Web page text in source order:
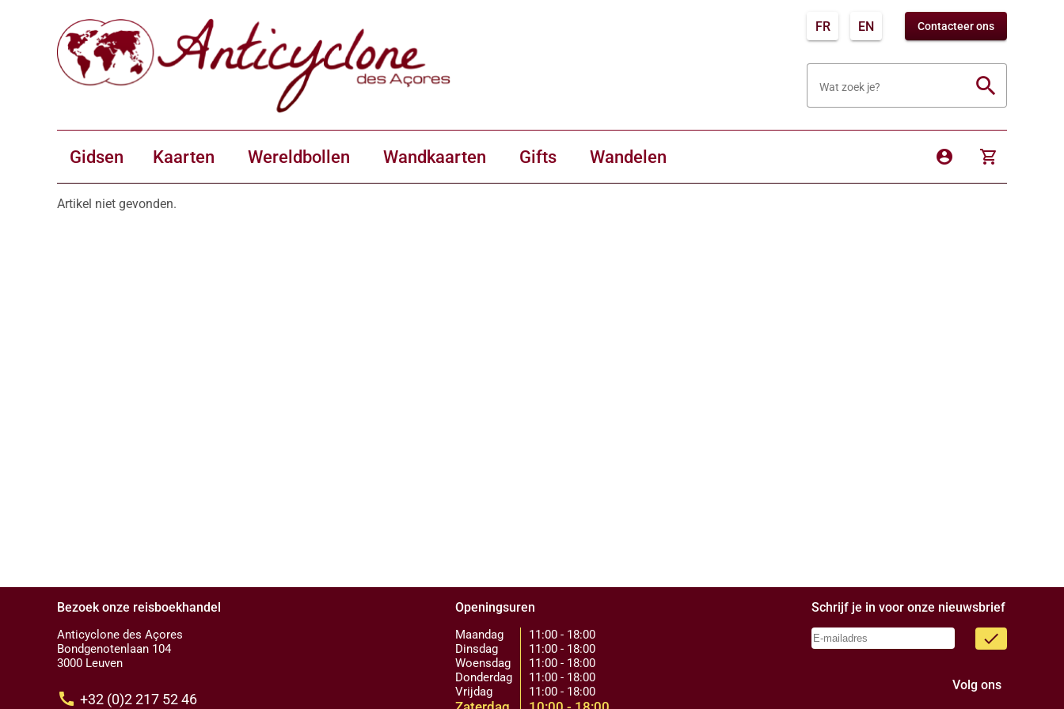
FR EN Contacteer ons
Wat zoek je? search
Gidsen Kaarten Wereldbollen Wandkaarten Gifts Wandelen account_circle shopping_cart
Artikel niet gevonden.
Bezoek onze reisboekhandel
Anticyclone des Açores
Bondgenotenlaan 104
3000 Leuven
call +32 (0)2 217 52 46
Openingsuren
Maandag
Dinsdag
Woensdag
Donderdag
Vrijdag
11:00 - 18:00
11:00 - 18:00
11:00 - 18:00
11:00 - 18:00
11:00 - 18:00
Schrijf je in voor onze nieuwsbrief
done
Volg ons